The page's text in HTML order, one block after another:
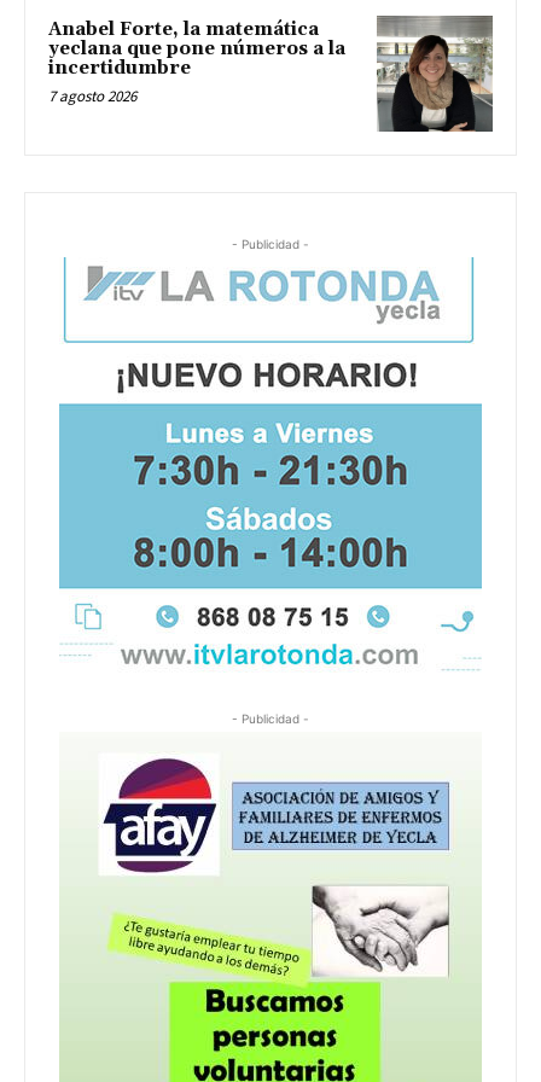
Anabel Forte, la matemática
yeclana que pone números a la
incertidumbre
7 agosto 2026
- Publicidad -
- Publicidad -